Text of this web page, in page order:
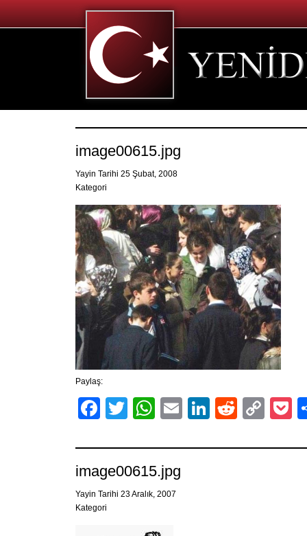
image00615.jpg
Yayin Tarihi 25 Şubat, 2008
Kategori
Paylaş:
Facebook
TwitterWhatsApp
EmailLinkedIn
Reddit
image00615.jpg
Yayin Tarihi 23 Aralık, 2007
Kategori